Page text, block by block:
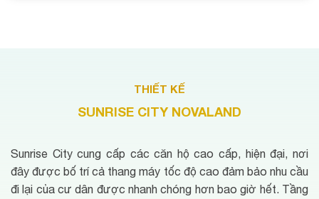
THIẾT KẾ
SUNRISE CITY NOVALAND
Sunrise City cung cấp các căn hộ cao cấp, hiện đại, nơi
đây được bố trí cả thang máy tốc độ cao đảm bảo nhu cầu
đi lại của cư dân được nhanh chóng hơn bao giờ hết. Tầng